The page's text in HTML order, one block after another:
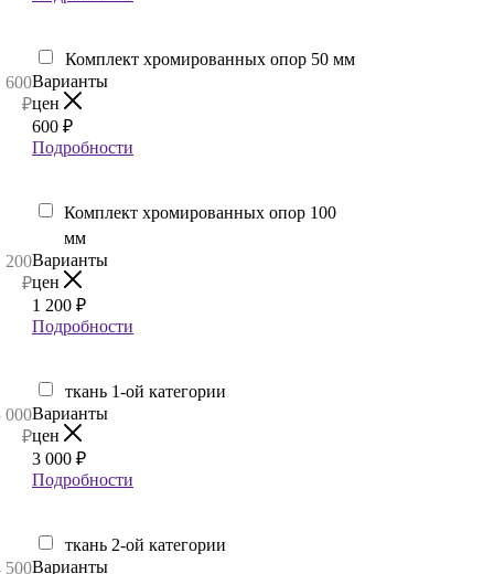
Комплект хромированных опор 50 мм
600
₽
Варианты
цен
600 ₽
Подробности
Комплект хромированных опор 100
мм
200
₽
Варианты
цен
1 200 ₽
Подробности
ткань 1-ой категории
000
₽
Варианты
цен
3 000 ₽
Подробности
ткань 2-ой категории
500Варианты